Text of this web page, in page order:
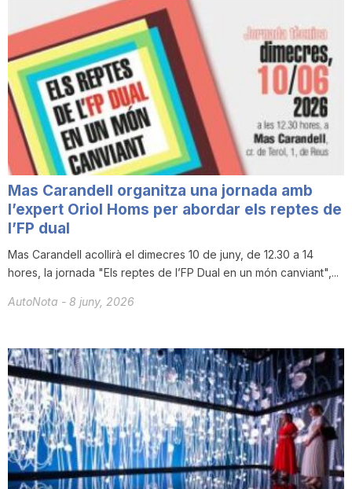
Mas Carandell organitza una jornada amb
l’expert Oriol Homs per abordar els reptes de
l’FP dual
Mas Carandell acollirà el dimecres 10 de juny, de 12.30 a 14
hores, la jornada "Els reptes de l’FP Dual en un món canviant",...
AutoNota - 8 juny, 2026